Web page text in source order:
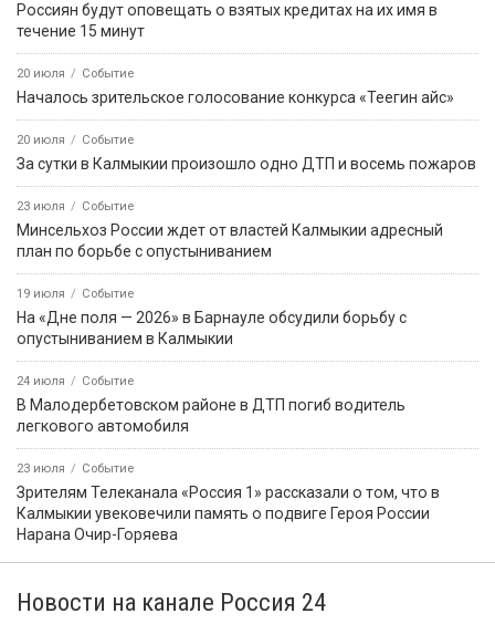
Россиян будут оповещать о взятых кредитах на их имя в
течение 15 минут
20 июля Событие
Началось зрительское голосование конкурса «Теегин айс»
20 июля Событие
За сутки в Калмыкии произошло одно ДТП и восемь пожаров
23 июля Событие
Минсельхоз России ждет от властей Калмыкии адресный
план по борьбе с опустыниванием
19 июля Событие
На «Дне поля — 2026» в Барнауле обсудили борьбу с
опустыниванием в Калмыкии
24 июля Событие
В Малодербетовском районе в ДТП погиб водитель
легкового автомобиля
23 июля Событие
Зрителям Телеканала «Россия 1» рассказали о том, что в
Калмыкии увековечили память о подвиге Героя России
Нарана Очир-Горяева
Новости на канале Россия 24